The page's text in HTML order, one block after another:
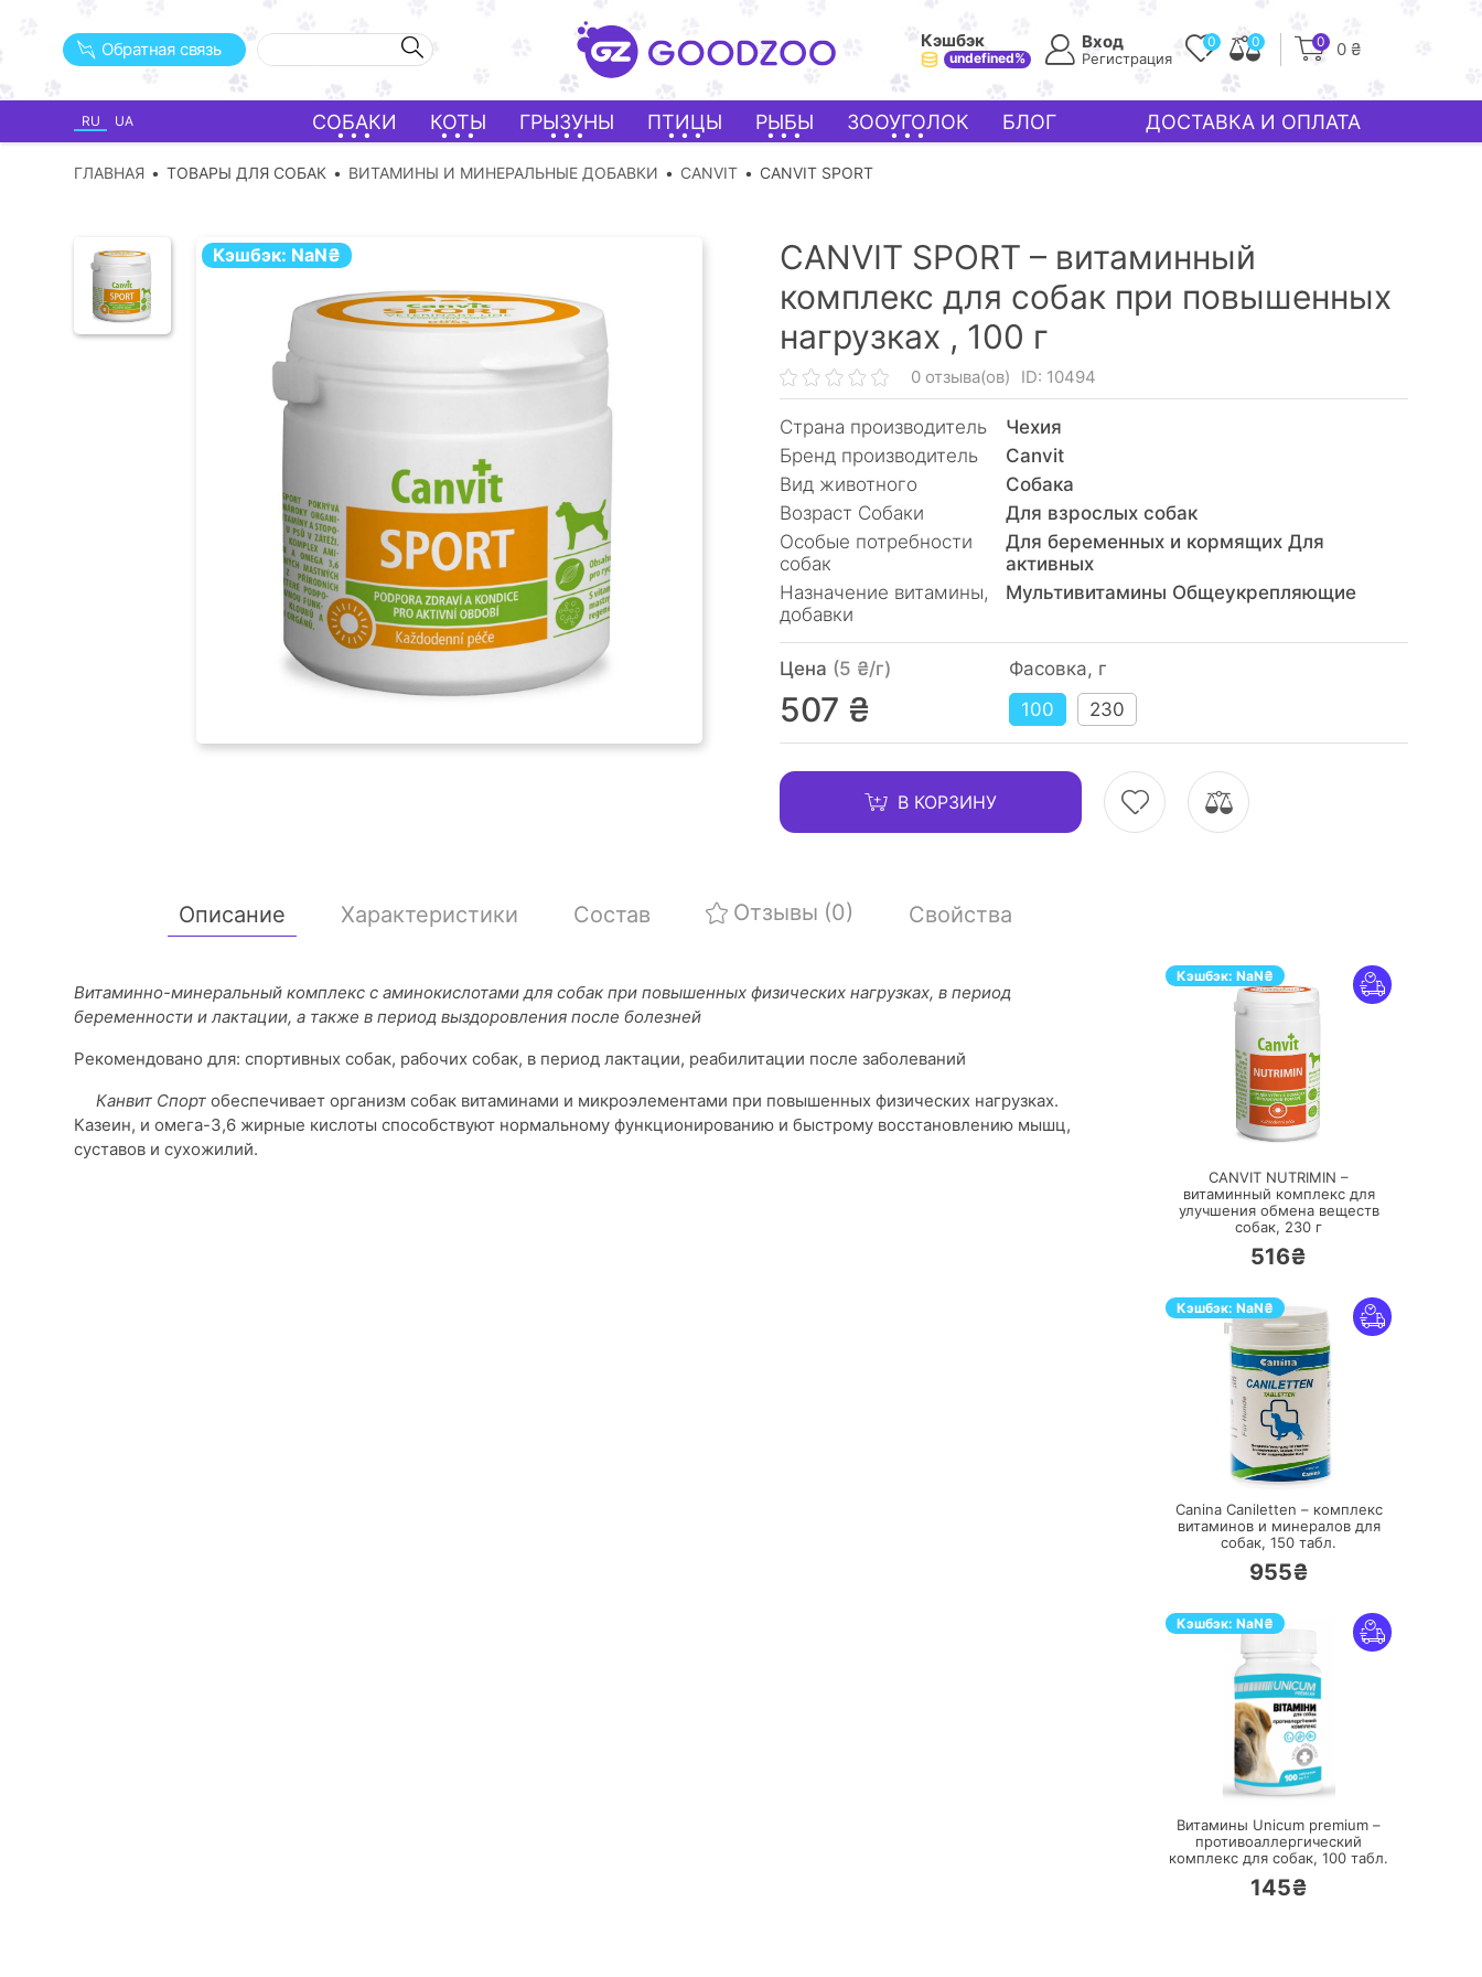
Обратная связь Кэшбэк
undefined%
Вход
Регистрация
0 0 0 0 ₴
RU UA СОБАКИ КОТЫ ГРЫЗУНЫ ПТИЦЫ РЫБЫ ЗООУГОЛОК БЛОГ ДОСТАВКА И ОПЛАТА
ГЛАВНАЯ ТОВАРЫ ДЛЯ СОБАК ВИТАМИНЫ И МИНЕРАЛЬНЫЕ ДОБАВКИ CANVIT CANVIT SPORT
Кэшбэк: NaN₴
CANVIT SPORT – витаминный
комплекс для собак при повышенных
нагрузках , 100 г
0 отзыва(ов) ID: 10494
Страна производитель
Чехия
Бренд производитель
Canvit
Вид животного
Собака
Возраст Собаки
Для взрослых собак
Особые потребности
собак
Для беременных и кормящих Для
активных
Назначение витамины,
добавки
Мультивитамины Общеукрепляющие
Цена (5 ₴/г)
507 ₴
Фасовка, г
100
230
В КОРЗИНУ
Описание Характеристики Состав Отзывы (0) Свойства
Витаминно-минеральный комплекс с аминокислотами для собак при повышенных физических нагрузках, в период
беременности и лактации, а также в период выздоровления после болезней
Рекомендовано для: спортивных собак, рабочих собак, в период лактации, реабилитации после заболеваний
Канвит Спорт обеспечивает организм собак витаминами и микроэлементами при повышенных физических нагрузках.
Казеин, и омега-3,6 жирные кислоты способствуют нормальному функционированию и быстрому восстановлению мышц,
суставов и сухожилий.
Кэшбэк: NaN₴
ПЕРЕЙТИ
CANVIT NUTRIMIN –
витаминный комплекс для
улучшения обмена веществ
собак, 230 г
516₴
Кэшбэк: NaN₴
ПЕРЕЙТИ
Canina Caniletten – комплекс
витаминов и минералов для
собак, 150 табл.
955₴
Кэшбэк: NaN₴
ПЕРЕЙТИ
Витамины Unicum premium –
противоаллергический
комплекс для собак, 100 табл.
145₴